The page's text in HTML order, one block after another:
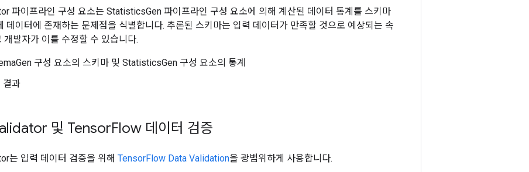
파이프라인 구성 요소는 StatisticsGen 파이프라인 구성 요소에 의해 계산된 데이터 통계를 스키마
데이터에 존재하는 문제점을 식별합니다. 추론된 스키마는 입력 데이터가 만족할 것으로 예상되는 속
개발자가 이를 수정할 수 있습니다.
구성 요소의 스키마 및 StatisticsGen 구성 요소의 통계
결과
및 TensorFlow 데이터 검증
는 입력 데이터 검증을 위해 TensorFlow Data Validation을 광범위하게 사용합니다.